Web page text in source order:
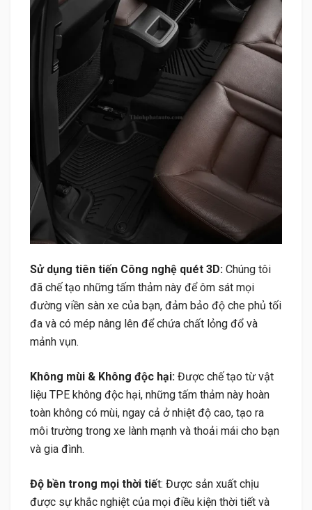
Sử dụng tiên tiến Công nghệ quét 3D: Chúng tôi
đã chế tạo những tấm thảm này để ôm sát mọi
đường viền sàn xe của bạn, đảm bảo độ che phủ tối
đa và có mép nâng lên để chứa chất lỏng đổ và
mảnh vụn.
Không mùi & Không độc hại: Được chế tạo từ vật
liệu TPE không độc hại, những tấm thảm này hoàn
toàn không có mùi, ngay cả ở nhiệt độ cao, tạo ra
môi trường trong xe lành mạnh và thoải mái cho bạn
và gia đình.
Độ bền trong mọi thời tiết: Được sản xuất chịu
được sự khắc nghiệt của mọi điều kiện thời tiết và